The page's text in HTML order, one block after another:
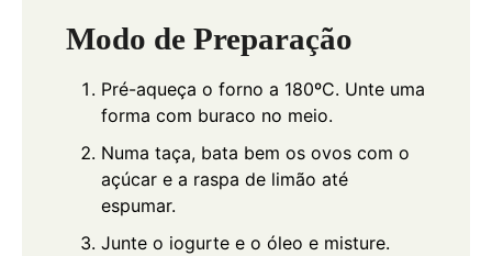
Modo de Preparação
Pré-aqueça o forno a 180ºC. Unte uma
forma com buraco no meio.
Numa taça, bata bem os ovos com o
açúcar e a raspa de limão até
espumar.
Junte o iogurte e o óleo e misture.